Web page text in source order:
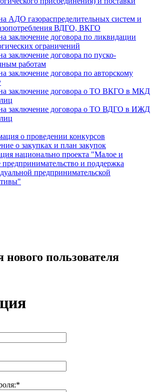
АДО газораспределительных систем и
ВДГО, ВКГО
заключение договора по ликвидации
ограничений
заключение договора по пуско-
работам
заключение договора по авторскому
на заключение договора о ТО ВКГО в МКД
на заключение договора о ТО ВДГО в ИЖД
о проведении конкурсов
о закупках и план закупок
национально проекта "Малое и
предпринимательство и поддержка
предпринимательской
нового пользователя
*